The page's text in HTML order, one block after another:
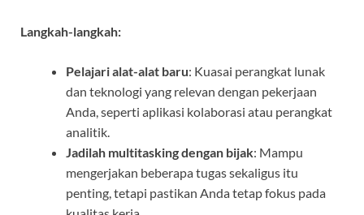
Langkah-langkah:
Pelajari alat-alat baru: Kuasai perangkat lunak
dan teknologi yang relevan dengan pekerjaan
Anda, seperti aplikasi kolaborasi atau perangkat
analitik.
Jadilah multitasking dengan bijak: Mampu
mengerjakan beberapa tugas sekaligus itu
penting, tetapi pastikan Anda tetap fokus pada